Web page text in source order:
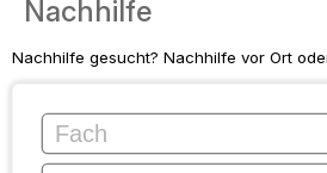
Nachhilfe
Nachhilfe gesucht? Nachhilfe vor Ort